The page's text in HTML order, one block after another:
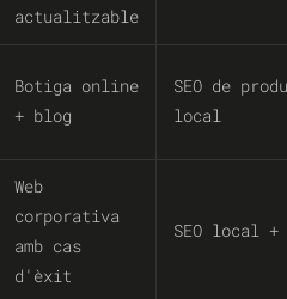
actualitzable
Botiga online
+ blog
SEO de
local
Web
corporativa
amb cas
d'èxit
SEO local